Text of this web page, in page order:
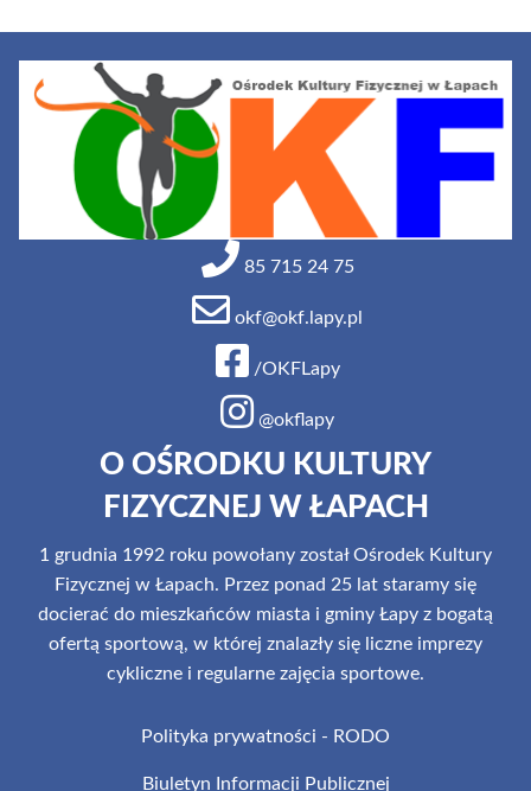
85 715 24 75
okf@okf.lapy.pl
/OKFLapy
@okflapy
O OŚRODKU KULTURY
FIZYCZNEJ W ŁAPACH
1 grudnia 1992 roku powołany został Ośrodek Kultury
Fizycznej w Łapach. Przez ponad 25 lat staramy się
docierać do mieszkańców miasta i gminy Łapy z bogatą
ofertą sportową, w której znalazły się liczne imprezy
cykliczne i regularne zajęcia sportowe.
Polityka prywatności - RODO
Biuletyn Informacji Publicznej